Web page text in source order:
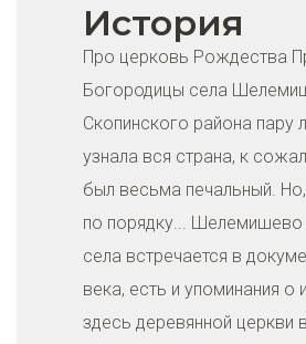
История
Про церковь Рождества
Богородицы села
Скопинского района пару
узнала вся страна, к
был весьма печальный.
по порядку... Шелемишево
села встречается в
века, есть и упоминания
здесь деревянной церкви